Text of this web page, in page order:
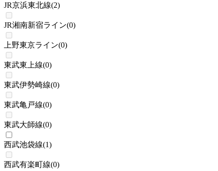
JR京浜東北線(2)
JR湘南新宿ライン(0)
上野東京ライン(0)
東武東上線(0)
東武伊勢崎線(0)
東武亀戸線(0)
東武大師線(0)
西武池袋線(1)
西武有楽町線(0)